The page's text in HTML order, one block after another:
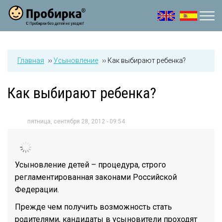
Jump to navigation
Главная ››Усыновление ›› Как выбирают ребенка?
Как выбирают ребенка?
пятница, сентября 28, 2012 - 09:54
Усыновление детей – процедура, строго
регламентированная законами Российской
Федерации.
Прежде чем получить возможность стать
родителями, кандидаты в усыновители проходят